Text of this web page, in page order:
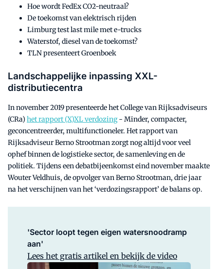
Hoe wordt FedEx CO2-neutraal?
De toekomst van elektrisch rijden
Limburg test last mile met e-trucks
Waterstof, diesel van de toekomst?
TLN presenteert Groenboek
Landschappelijke inpassing XXL-
distributiecentra
In november 2019 presenteerde het College van Rijksadviseurs
(CRa) het rapport (X)XL verdozing- Minder, compacter,
geconcentreerder, multifunctioneler. Het rapport van
Rijksadviseur Berno Strootman zorgt nog altijd voor veel
ophef binnen de logistieke sector, de samenleving en de
politiek. Tijdens een debatbijeenkomst eind november maakte
Wouter Veldhuis, de opvolger van Berno Strootman, drie jaar
na het verschijnen van het ‘verdozingsrapport’ de balans op.
'Sector loopt tegen eigen watersnoodramp
aan'
Lees het gratis artikel en bekijk de video